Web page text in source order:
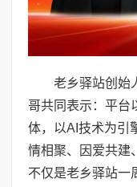
老乡驿站创始
哥共同表示：平台
体，以AI技术为引
情相聚、因爱共建
不仅是老乡驿站一